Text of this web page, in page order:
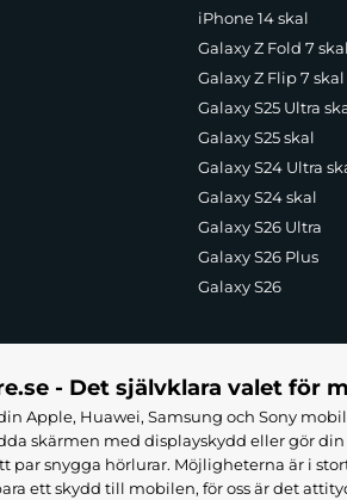
iPhone 14 skal
Galaxy Z Fold 7 skal
Galaxy Z Flip 7 skal
Galaxy S25 Ultra
Galaxy S25 skal
Galaxy S24 Ultra
Galaxy S24 skal
Galaxy S26 Ultra
Galaxy S26 Plus
Galaxy S26
- Det självklara valet för
Apple, Huawei, Samsung och Sony
skärmen med displayskydd eller gör
snygga hörlurar. Möjligheterna är i
ett skydd till mobilen, för oss är det